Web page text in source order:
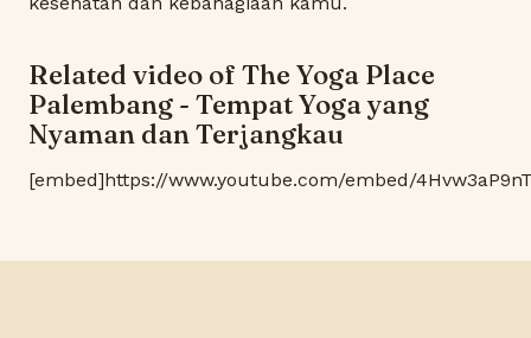
Related video of The Yoga Place
Palembang - Tempat Yoga yang
Nyaman dan Terjangkau
[embed]https://www.youtube.com/embed/